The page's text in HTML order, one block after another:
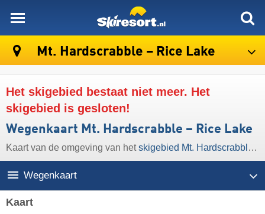
Mt. Hardscrabble – Rice Lake
Het skigebied bestaat niet meer. Het
skigebied is gesloten!
Wegenkaart Mt. Hardscrabble – Rice Lake
Kaart van de omgeving van hetskigebied Mt. Hardscrabble – Rice Lake
Wegenkaart
Kaart